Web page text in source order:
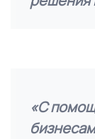
«С